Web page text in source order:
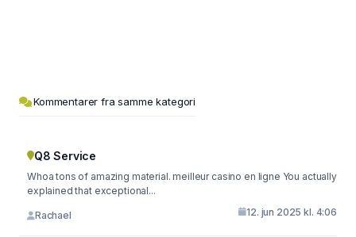
Kommentarer fra samme kategori
Q8 Service
Whoa tons of amazing material. meilleur casino en ligne You actually
explained that exceptional...
Rachael 12. jun 2025 kl. 4:06